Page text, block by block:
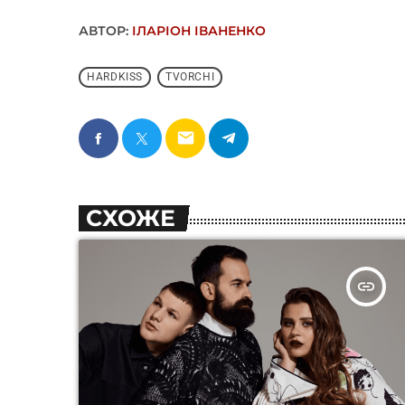
АВТОР: ІЛАРІОН ІВАНЕНКО
HARDKISS TVORCHI
email
СХОЖЕ
insert_link